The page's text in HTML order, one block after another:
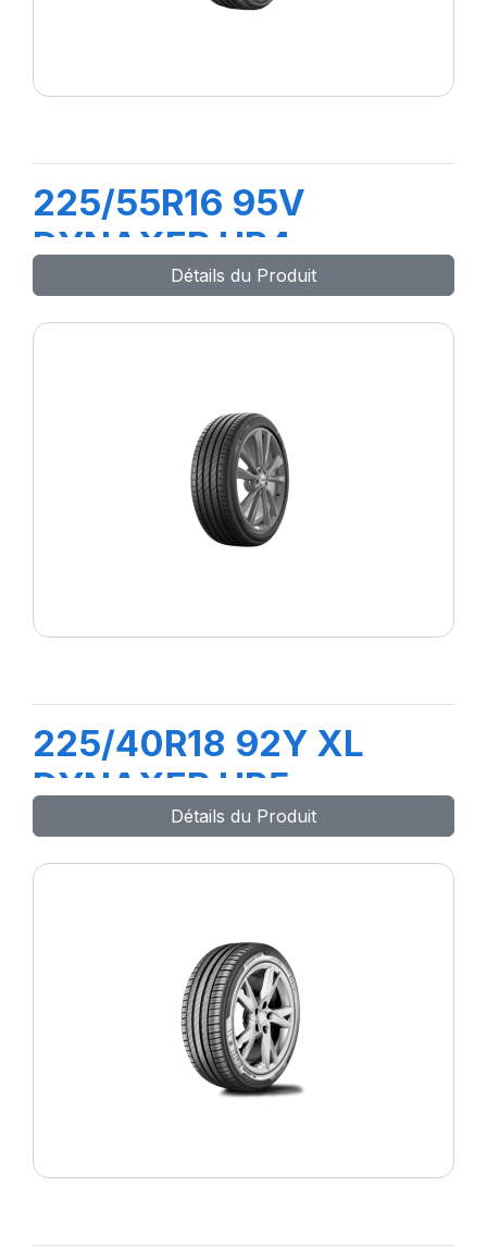
225/55R16 95V
DYNAXER HP4
Détails du Produit
225/40R18 92Y XL
DYNAXER HP5
Détails du Produit